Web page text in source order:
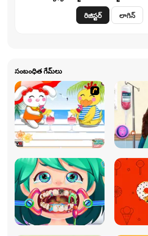
రిజిస్టర్ లాగిన్
సంబంధిత గేమ్‌లు